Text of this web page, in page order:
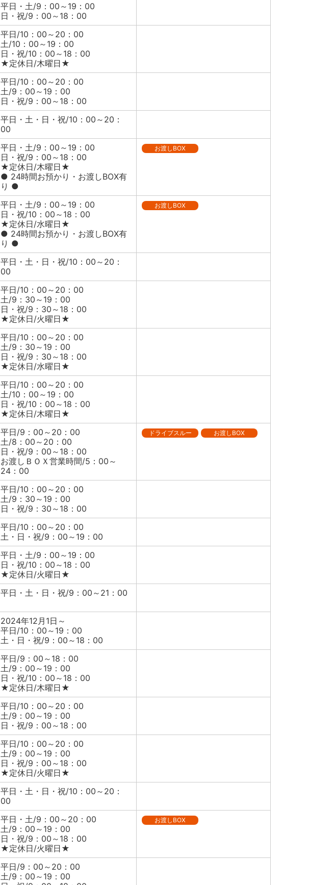
平日・土/9：00～19：00
日・祝/9：00～18：00
平日/10：00～20：00
土/10：00～19：00
日・祝/10：00～18：00
★定休日/木曜日★
平日/10：00～20：00
土/9：00～19：00
日・祝/9：00～18：00
平日・土・日・祝/10：00～20：
00
平日・土/9：00～19：00
日・祝/9：00～18：00
★定休日/木曜日★
● 24時間お預かり・お渡しBOX有
り ●
お渡しBOX
平日・土/9：00～19：00
日・祝/10：00～18：00
★定休日/水曜日★
● 24時間お預かり・お渡しBOX有
り ●
お渡しBOX
平日・土・日・祝/10：00～20：
00
平日/10：00～20：00
土/9：30～19：00
日・祝/9：30～18：00
★定休日/火曜日★
平日/10：00～20：00
土/9：30～19：00
日・祝/9：30～18：00
★定休日/水曜日★
平日/10：00～20：00
土/10：00～19：00
日・祝/10：00～18：00
★定休日/木曜日★
平日/9：00～20：00
土/8：00～20：00
日・祝/9：00～18：00
お渡しＢＯＸ営業時間/5：00～
24：00
ドライブスルー お渡しBOX
平日/10：00～20：00
土/9：30～19：00
日・祝/9：30～18：00
平日/10：00～20：00
土・日・祝/9：00～19：00
平日・土/9：00～19：00
日・祝/10：00～18：00
★定休日/火曜日★
平日・土・日・祝/9：00～21：00
2024年12月1日～
平日/10：00～19：00
土・日・祝/9：00～18：00
平日/9：00～18：00
土/9：00～19：00
日・祝/10：00～18：00
★定休日/木曜日★
平日/10：00～20：00
土/9：00～19：00
日・祝/9：00～18：00
平日/10：00～20：00
土/9：00～19：00
日・祝/9：00～18：00
★定休日/火曜日★
平日・土・日・祝/10：00～20：
00
平日・土/9：00～20：00
土/9：00～19：00
日・祝/9：00～18：00
★定休日/火曜日★
お渡しBOX
平日/9：00～20：00
土/9：00～19：00